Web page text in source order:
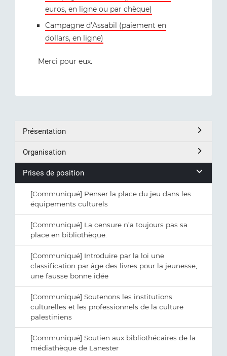
euros, en ligne ou par chèque)
Campagne d’Assabil (paiement en
dollars, en ligne)
Merci pour eux.
Présentation
Organisation
Prises de position
[Communiqué] Penser la place du jeu dans les
équipements culturels
[Communiqué] La censure n’a toujours pas sa
place en bibliothèque.
[Communiqué] Introduire par la loi une
classification par âge des livres pour la jeunesse,
une fausse bonne idée
[Communiqué] Soutenons les institutions
culturelles et les professionnels de la culture
palestiniens
[Communiqué] Soutien aux bibliothécaires de la
médiathèque de Lanester